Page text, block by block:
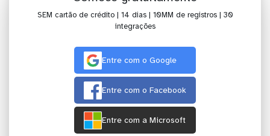
SEM cartão de crédito | 14 dias | 10MM de registros | 30
integrações
Entre com o Google
Entre com o Facebook
Entre com a Microsoft